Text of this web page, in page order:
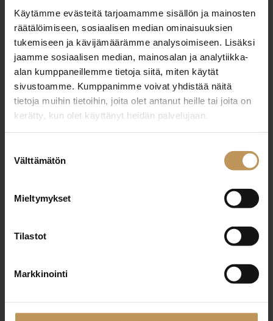
Käytämme evästeitä tarjoamamme sisällön ja mainosten
räätälöimiseen, sosiaalisen median ominaisuuksien
tukemiseen ja kävijämäärämme analysoimiseen. Lisäksi
jaamme sosiaalisen median, mainosalan ja analytiikka-
alan kumppaneillemme tietoja siitä, miten käytät
sivustoamme. Kumppanimme voivat yhdistää näitä
tietoja muihin tietoihin, joita olet antanut heille tai joita on
kerätty, kun olet käyttänyt heidän palvelujaan.
valinta
Välttämätön
Mieltymykset
Tilastot
Markkinointi
Miten voin auttaa
asuntoasioissa?
Jätä yhteystietosi, niin otan yhteyttä
Tuija Saari Isique
Aihe